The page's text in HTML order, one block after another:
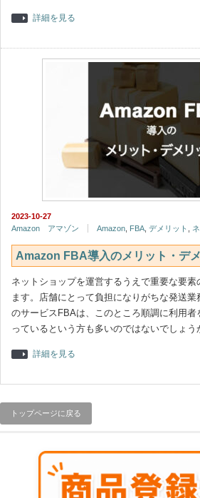
詳細を見る
2023-10-27
Amazon アマゾン
Amazon FBA デメリット
Amazon FBA導入のメリット・デ
ネットショップを運営するうえで重要な要素
ます。店舗にとって負担になりがちな発送
のサービスFBAは、このところ順調に利用
っているという方も多いのではないでしょう
詳細を見る
トップページに戻る